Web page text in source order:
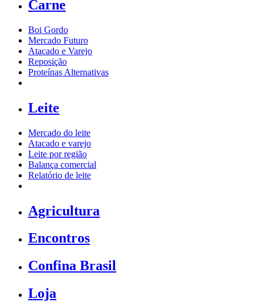
Carne
Boi Gordo
Mercado Futuro
Atacado e Varejo
Reposição
Proteínas Alternativas
Leite
Mercado do leite
Atacado e varejo
Leite por região
Balança comercial
Relatório de leite
Agricultura
Encontros
Confina Brasil
Loja